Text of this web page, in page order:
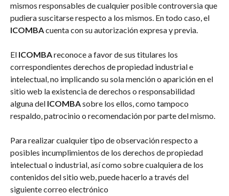
mismos responsables de cualquier posible controversia que
pudiera suscitarse respecto a los mismos. En todo caso, el
ICOMBAcuenta con su autorización expresa y previa.
El ICOMBAreconoce a favor de sus titulares los
correspondientes derechos de propiedad industrial e
intelectual, no implicando su sola mención o aparición en el
sitio web la existencia de derechos o responsabilidad
alguna del ICOMBAsobre los ellos, como tampoco
respaldo, patrocinio o recomendación por parte del mismo.
Para realizar cualquier tipo de observación respecto a
posibles incumplimientos de los derechos de propiedad
intelectual o industrial, así como sobre cualquiera de los
contenidos del sitio web, puede hacerlo a través del
siguiente correo electrónico